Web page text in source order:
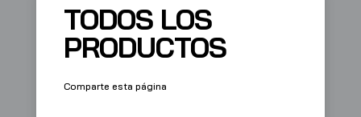
TODOS LOS
PRODUCTOS
Comparte esta página